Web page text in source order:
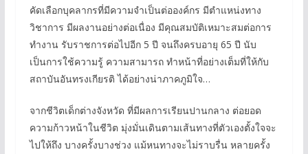
คัดเลือกบุคลากรที่มีความจำเป็นต่อองค์กร มีตำแหน่งทาง
วิชาการ มีผลงานอย่างต่อเนื่อง มีคุณสมบัติเหมาะสมต่อการ
ทำงาน รับราชการต่อไปอีก 5 ปี จนถึงครบอายุ 65 ปี นับ
เป็นการใช้ความรู้ ความสามารถ ทำหน้าที่อย่างเต็มที่ให้กับ
สถาบันอันทรงเกียรติ ได้อย่างน่าภาคภูมิใจ…
จากชีวิตเด็กต่างจังหวัด ที่มีผลการเรียนปานกลาง ต่อยอด
ความก้าวหน้าในชีวิต มุ่งมั่นเดินตามเส้นทางที่ตัวเองตั้งใจจะ
ไปให้ถึง บางครั้งบางช่วง แม้หนทางจะไม่ราบรื่น หลายครั้ง